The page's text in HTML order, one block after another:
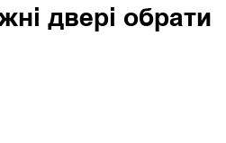
двері обрати